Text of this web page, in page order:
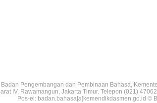
Badan Pengembangan dan Pembinaan Bahasa,
IV, Rawamangun, Jakarta Timur. Telepon (021)
Pos-el: badan.bahasa[a]kemendikdasmen.go.id ©